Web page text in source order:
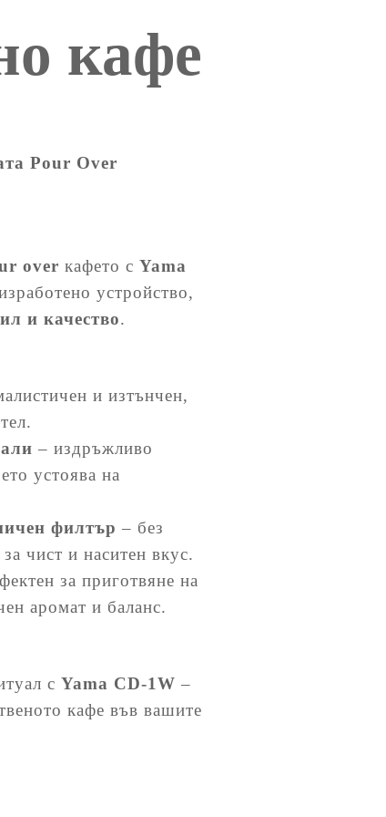
кафе
Pour Over
over кафето с Yama
устройство,
и качество.
и изтънчен,
– издръжливо
устоява на
промени.
филтър – без
чист и наситен вкус.
за приготвяне на
аромат и баланс.
с Yama CD-1W –
кафе във вашите